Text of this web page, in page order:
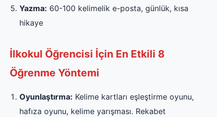
Yazma: 60-100 kelimelik e-posta, günlük, kısa
hikaye
İlkokul Öğrencisi İçin En Etkili 8
Öğrenme Yöntemi
Oyunlaştırma: Kelime kartları eşleştirme oyunu,
hafıza oyunu, kelime yarışması. Rekabet